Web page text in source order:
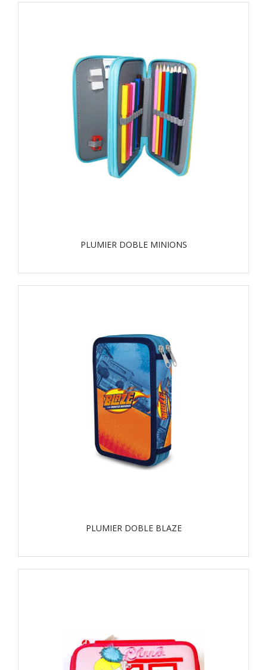
PLUMIER DOBLE MINIONS
PLUMIER DOBLE BLAZE